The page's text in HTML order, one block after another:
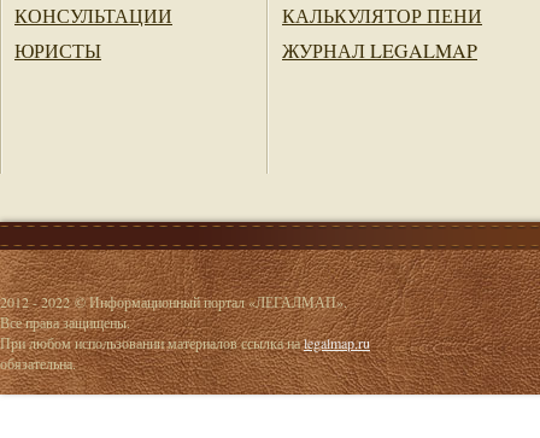
КОНСУЛЬТАЦИИ
ЮРИСТЫ
КАЛЬКУЛЯТОР ПЕНИ
ЖУРНАЛ LEGALMAP
2012 - 2022 © Информационный портал «ЛЕГАЛМАП».
Все права защищены.
При любом использовании материалов ссылка наlegalmap.ru
обязательна.